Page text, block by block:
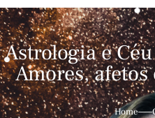
Astrologia e
Amores,
Home